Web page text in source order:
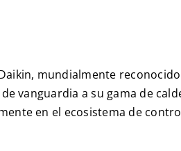
mundialmente
vanguardia a su gama de
en el ecosistema de